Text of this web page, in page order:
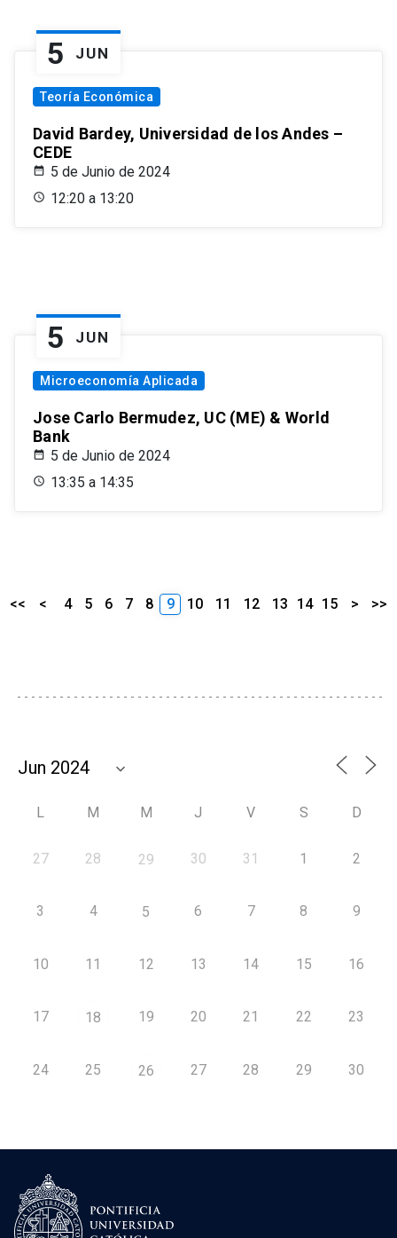
5 JUN
Teoría Económica
David Bardey, Universidad de los Andes –
CEDE
5 de Junio de 2024
12:20 a 13:20
5 JUN
Microeconomía Aplicada
Jose Carlo Bermudez, UC (ME) & World
Bank
5 de Junio de 2024
13:35 a 14:35
<< < 4 5 6 7 8 9 10 11 12 13 14 15 > >>
L M M J V S D
27 28 29 30 31 1 2
3 4 5 6 7 8 9
10 11 12 13 14 15 16
17 18 19 20 21 22 23
24 25 26 27 28 29 30